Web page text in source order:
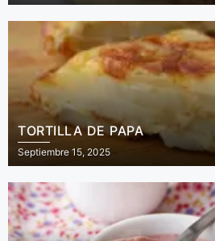
TORTILLA DE PAPA
Septiembre 15, 2025